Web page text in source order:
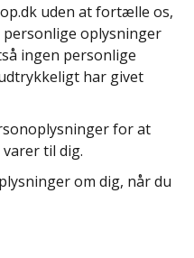
uden at fortælle os,
oplysninger
ingen personlige
har givet
for at
til dig.
om dig, når du